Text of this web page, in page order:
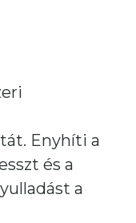
Enyhíti a
és a
a